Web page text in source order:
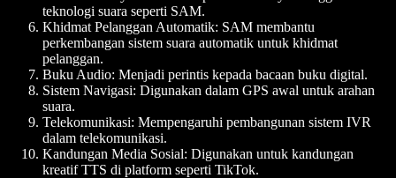
teknologi suara seperti SAM.
Khidmat Pelanggan Automatik: SAM membantu
perkembangan sistem suara automatik untuk khidmat
pelanggan.
Buku Audio: Menjadi perintis kepada bacaan buku digital.
Sistem Navigasi: Digunakan dalam GPS awal untuk arahan
suara.
Telekomunikasi: Mempengaruhi pembangunan sistem IVR
dalam telekomunikasi.
Kandungan Media Sosial: Digunakan untuk kandungan
kreatif TTS di platform seperti TikTok.